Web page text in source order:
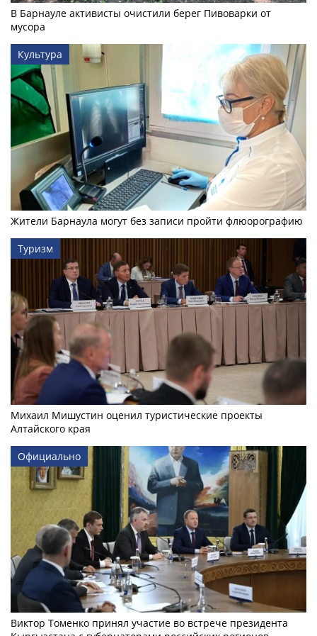
В Барнауле активисты очистили берег Пивоварки от
мусора
Культура
Жители Барнаула могут без записи пройти флюорографию
Туризм
Михаил Мишустин оценил туристические проекты
Алтайского края
Официально
Виктор Томенко принял участие во встрече президента